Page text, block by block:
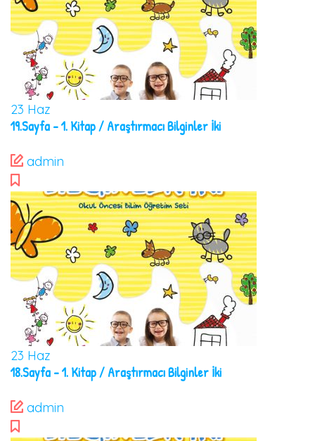
23 Haz
19.Sayfa – 1. Kitap / Araştırmacı Bilginler İki
admin
23 Haz
18.Sayfa – 1. Kitap / Araştırmacı Bilginler İki
admin